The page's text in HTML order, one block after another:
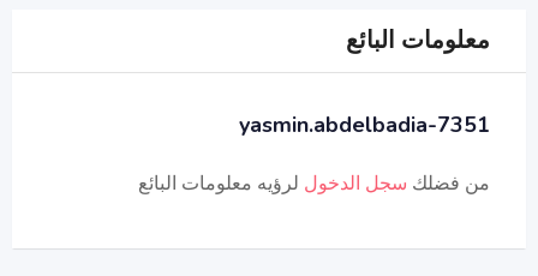
معلومات البائع
yasmin.abdelbadia-7351
من فضلك سجل الدخول لرؤيه معلومات البائع